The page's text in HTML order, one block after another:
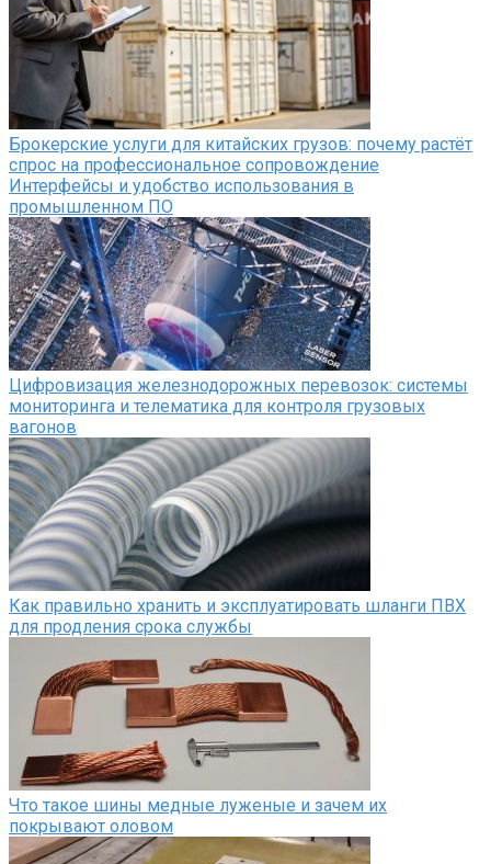
Брокерские услуги для китайских грузов: почему растёт
спрос на профессиональное сопровождение
Интерфейсы и удобство использования в
промышленном ПО
Цифровизация железнодорожных перевозок: системы
мониторинга и телематика для контроля грузовых
вагонов
Как правильно хранить и эксплуатировать шланги ПВХ
для продления срока службы
Что такое шины медные луженые и зачем их
покрывают оловом